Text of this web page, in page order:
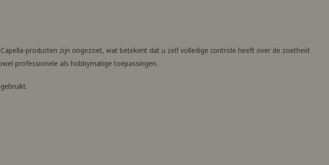
producten zijn ongezoet, wat betekent dat u zelf volledige controle heeft over de zoetheid
professionele als hobbymatige toepassingen.